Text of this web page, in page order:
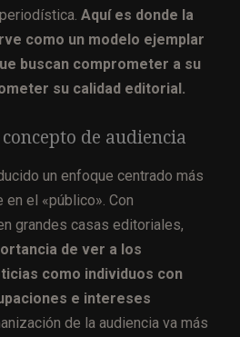
Aquí es donde la
como un modelo ejemplar
buscan comprometer a su
su calidad editorial.
de audiencia
un enfoque centrado más
el «público». Con
grandes casas editoriales,
de ver a los
como individuos con
e intereses
de la audiencia va más